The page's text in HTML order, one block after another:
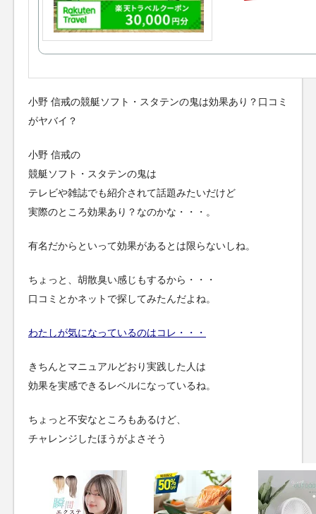
小野 信戒の競艇ソフト・スタテンの鬼は効果あり？口コミ
がヤバイ？
小野 信戒の
競艇ソフト・スタテンの鬼は
テレビや雑誌でも紹介されて話題みたいだけど
実際のところ効果あり？なのかな・・・。
有名だからといって効果があるとは限らないしね。
ちょっと、胡散臭い感じもするから・・・
口コミとかネットで探してみたんだよね。
わたしが気になっているのはコレ・・・
きちんとマニュアルどおり実践した人は
効果を実感できるレベルになっているね。
ちょっと不安なところもあるけど、
チャレンジしたほうがよさそう